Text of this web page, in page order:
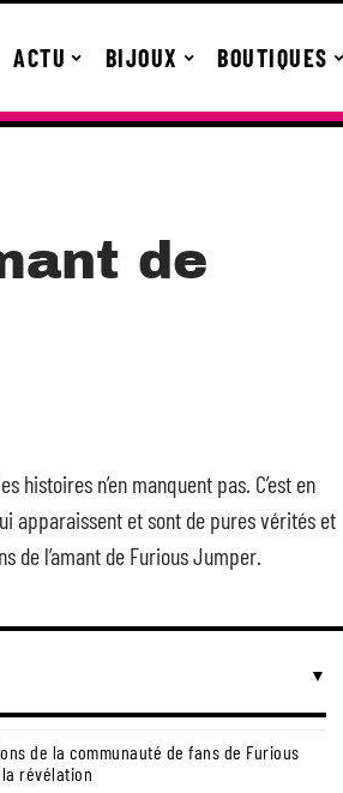
ACTU BIJOUX BOUTIQUES
de
n’en manquent pas. C’est en
apparaissent et sont de pures vérités et
de l’amant de Furious Jumper.
de la communauté de fans de Furious
révélation